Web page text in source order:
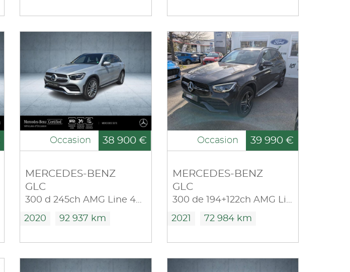
Occasion 38 900 €
MERCEDES-BENZ
GLC
300 d 245ch AMG Line 4Matic 9G-Tronic
2020 92 937 km
Occasion 39 990 €
MERCEDES-BENZ
GLC
300 de 194+122ch AMG Line 4Matic 9G-Tronic
2021 72 984 km